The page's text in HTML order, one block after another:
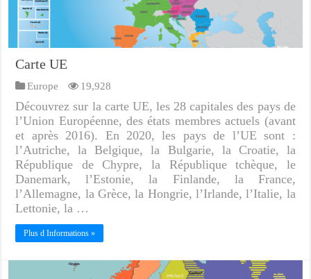
Carte UE
Europe 19,928
Découvrez sur la carte UE, les 28 capitales des pays de
l’Union Européenne, des états membres actuels (avant
et après 2016). En 2020, les pays de l’UE sont :
l’Autriche, la Belgique, la Bulgarie, la Croatie, la
République de Chypre, la République tchèque, le
Danemark, l’Estonie, la Finlande, la France,
l’Allemagne, la Grèce, la Hongrie, l’Irlande, l’Italie, la
Lettonie, la …
Plus d Informations »